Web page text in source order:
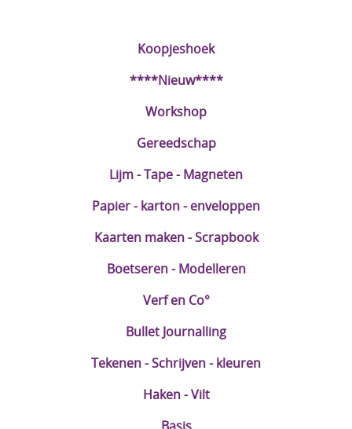
Koopjeshoek
****Nieuw****
Workshop
Gereedschap
Lijm - Tape - Magneten
Papier - karton - enveloppen
Kaarten maken - Scrapbook
Boetseren - Modelleren
Verf en Co°
Bullet Journalling
Tekenen - Schrijven - kleuren
Haken - Vilt